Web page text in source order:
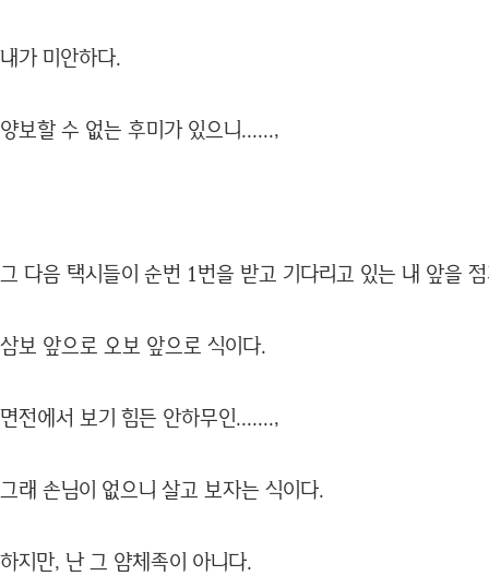
내가 미안하다.
양보할 수 없는 후미가 있으니......,
그 다음 택시들이 순번 1번을 받고 기다리고 있는 내 앞을
삼보 앞으로 오보 앞으로 식이다.
면전에서 보기 힘든 안하무인.......,
그래 손님이 없으니 살고 보자는 식이다.
하지만, 난 그 얌체족이 아니다.